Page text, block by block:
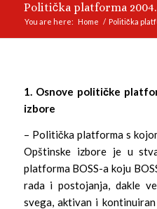
Politička platforma 2004.
You are here: Home / Politička
1. Osnove političke
izbore
– Politička platforma s
Opštinske izbore je u
platforma BOSS-a koju
rada i postojanja, dakle
svega, aktivan i